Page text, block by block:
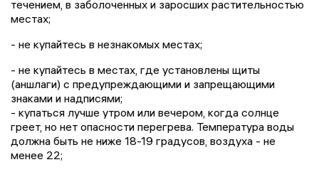
течением, в заболоченных и заросших растительностью
местах;
- не купайтесь в незнакомых местах;
- не купайтесь в местах, где установлены щиты
(аншлаги) с предупреждающими и запрещающими
знаками и надписями;
- купаться лучше утром или вечером, когда солнце
греет, но нет опасности перегрева. Температура воды
должна быть не ниже 18-19 градусов, воздуха - не
менее 22;